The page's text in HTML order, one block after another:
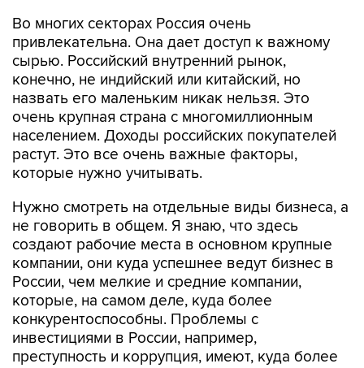
Во многих секторах Россия очень
привлекательна. Она дает доступ к важному
сырью. Российский внутренний рынок,
конечно, не индийский или китайский, но
назвать его маленьким никак нельзя. Это
очень крупная страна с многомиллионным
населением. Доходы российских покупателей
растут. Это все очень важные факторы,
которые нужно учитывать.
Нужно смотреть на отдельные виды бизнеса, а
не говорить в общем. Я знаю, что здесь
создают рабочие места в основном крупные
компании, они куда успешнее ведут бизнес в
России, чем мелкие и средние компании,
которые, на самом деле, куда более
конкурентоспособны. Проблемы с
инвестициями в России, например,
преступность и коррупция, имеют, куда более